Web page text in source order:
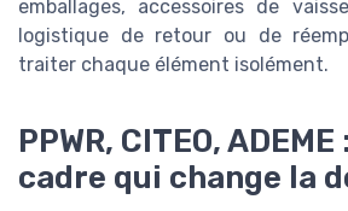
emballages, accessoires de
logistique de retour ou de
traiter chaque élément isolément.
PPWR, CITEO,
cadre qui change la